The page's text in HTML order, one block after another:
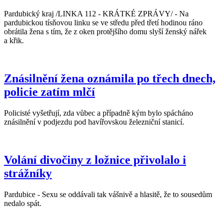
Pardubický kraj /LINKA 112 - KRÁTKÉ ZPRÁVY/ - Na
pardubickou tísňovou linku se ve středu před třetí hodinou ráno
obrátila žena s tím, že z oken protějšího domu slyší ženský nářek
a křik.
Znásilnění žena oznámila po třech dnech,
policie zatím mlčí
Policisté vyšetřují, zda vůbec a případně kým bylo spácháno
znásilnění v podjezdu pod havířovskou železniční stanicí.
Volání divočiny z ložnice přivolalo i
strážníky
Pardubice - Sexu se oddávali tak vášnivě a hlasitě, že to sousedům
nedalo spát.